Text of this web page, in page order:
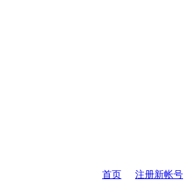
首页 注册新帐号